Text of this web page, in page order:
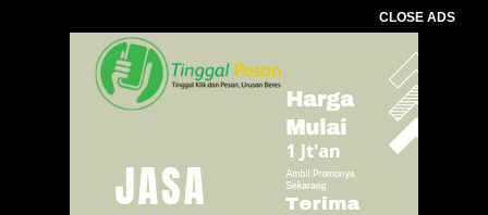
CLOSE ADS